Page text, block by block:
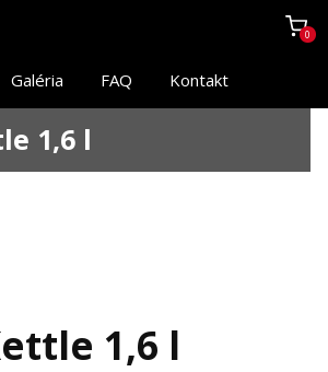
0
Galéria FAQ Kontakt
1,6 l
1,6 l